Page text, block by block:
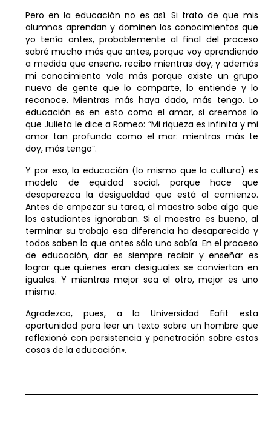
Pero en la educación no es así. Si trato de que mis
alumnos aprendan y dominen los conocimientos que
yo tenía antes, probablemente al final del proceso
sabré mucho más que antes, porque voy aprendiendo
a medida que enseño, recibo mientras doy, y además
mi conocimiento vale más porque existe un grupo
nuevo de gente que lo comparte, lo entiende y lo
reconoce. Mientras más haya dado, más tengo. Lo
educación es en esto como el amor, si creemos lo
que Julieta le dice a Romeo: “Mi riqueza es infinita y mi
amor tan profundo como el mar: mientras más te
doy, más tengo”.
Y por eso, la educación (lo mismo que la cultura) es
modelo de equidad social, porque hace que
desaparezca la desigualdad que está al comienzo.
Antes de empezar su tarea, el maestro sabe algo que
los estudiantes ignoraban. Si el maestro es bueno, al
terminar su trabajo esa diferencia ha desaparecido y
todos saben lo que antes sólo uno sabía. En el proceso
de educación, dar es siempre recibir y enseñar es
lograr que quienes eran desiguales se conviertan en
iguales. Y mientras mejor sea el otro, mejor es uno
mismo.
Agradezco, pues, a la Universidad Eafit esta
oportunidad para leer un texto sobre un hombre que
reflexionó con persistencia y penetración sobre estas
cosas de la educación».